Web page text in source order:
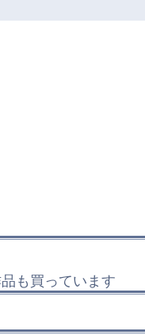
も買っています